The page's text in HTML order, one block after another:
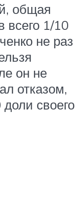
общая
всего 1/10
не раз
он не
отказом,
своего